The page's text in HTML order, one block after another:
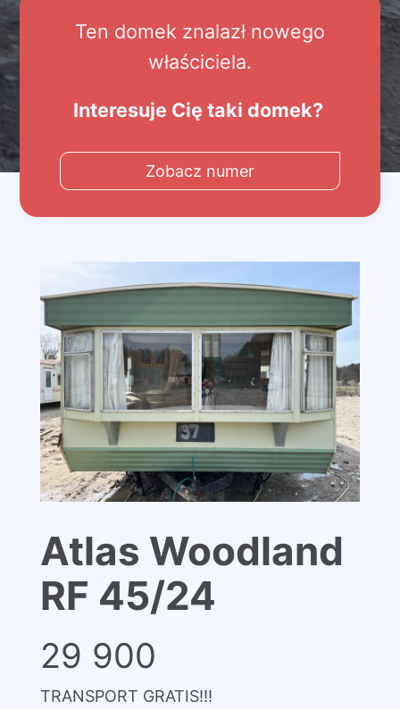
Ten domek znalazł nowego
właściciela.
Interesuje Cię taki domek?
Zobacz numer
Atlas Woodland
RF 45/24
29 900
TRANSPORT GRATIS!!!